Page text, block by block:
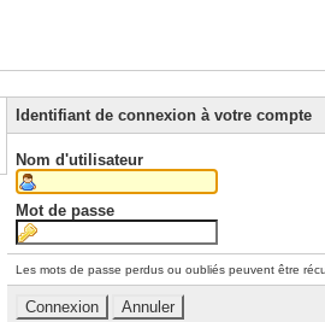
Identifiant de connexion à votre compte
Nom d'utilisateur
Mot de passe
Les mots de passe perdus ou oubliés peuvent être